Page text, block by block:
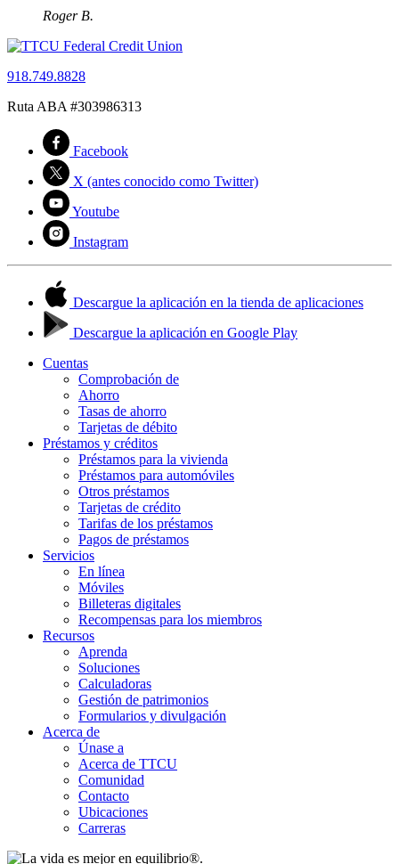
Roger B.
918.749.8828
Ruta ABA #303986313
Facebook
X (antes conocido como Twitter)
Youtube
Instagram
Descargue la aplicación en la tienda de aplicaciones
Descargue la aplicación en Google Play
Cuentas
Comprobación de
Ahorro
Tasas de ahorro
Tarjetas de débito
Préstamos y créditos
Préstamos para la vivienda
Préstamos para automóviles
Otros préstamos
Tarjetas de crédito
Tarifas de los préstamos
Pagos de préstamos
Servicios
En línea
Móviles
Billeteras digitales
Recompensas para los miembros
Recursos
Aprenda
Soluciones
Calculadoras
Gestión de patrimonios
Formularios y divulgación
Acerca de
Únase a
Acerca de TTCU
Comunidad
Contacto
Ubicaciones
Carreras